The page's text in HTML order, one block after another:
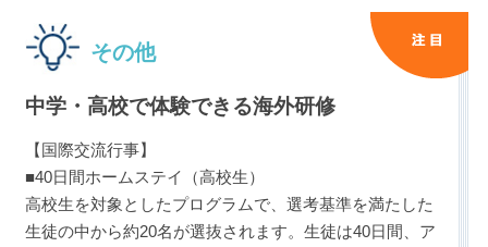
その他
中学・高校で体験できる海外研修
【国際交流行事】
■40日間ホームステイ（高校生）
高校生を対象としたプログラムで、選考基準を満たした
生徒の中から約20名が選抜されます。生徒は40日間、ア